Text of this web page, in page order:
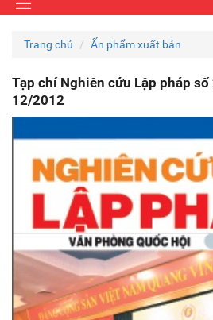
Trang chủ Ấn phẩm xuất bản
Tạp chí Nghiên cứu Lập pháp
12/2012